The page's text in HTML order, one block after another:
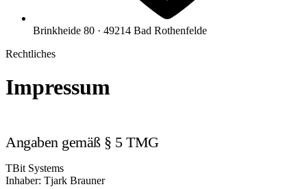
Brinkheide 80 · 49214 Bad Rothenfelde
Rechtliches
Impressum
Angaben gemäß § 5 TMG
TBit Systems
Inhaber: Tjark Brauner